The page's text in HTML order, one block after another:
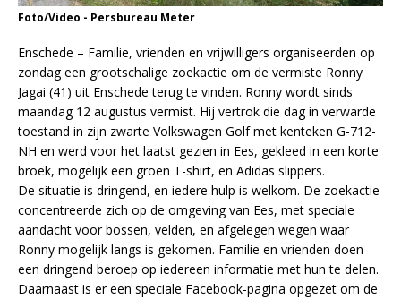
Foto/Video - Persbureau Meter
Enschede – Familie, vrienden en vrijwilligers organiseerden op
zondag een grootschalige zoekactie om de vermiste Ronny
Jagai (41) uit Enschede terug te vinden. Ronny wordt sinds
maandag 12 augustus vermist. Hij vertrok die dag in verwarde
toestand in zijn zwarte Volkswagen Golf met kenteken G-712-
NH en werd voor het laatst gezien in Ees, gekleed in een korte
broek, mogelijk een groen T-shirt, en Adidas slippers.
De situatie is dringend, en iedere hulp is welkom. De zoekactie
concentreerde zich op de omgeving van Ees, met speciale
aandacht voor bossen, velden, en afgelegen wegen waar
Ronny mogelijk langs is gekomen. Familie en vrienden doen
een dringend beroep op iedereen informatie met hun te delen.
Daarnaast is er een speciale Facebook-pagina opgezet om de